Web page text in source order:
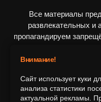
Все материалы
развлекательных и
пропагандируем
Внимание!
Сайт использует куки
анализа статистики
актуальной рекламы.